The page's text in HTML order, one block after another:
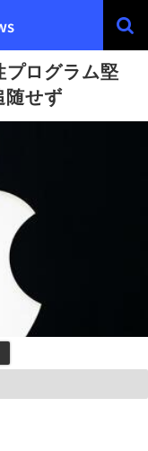
プログラム堅
随せず